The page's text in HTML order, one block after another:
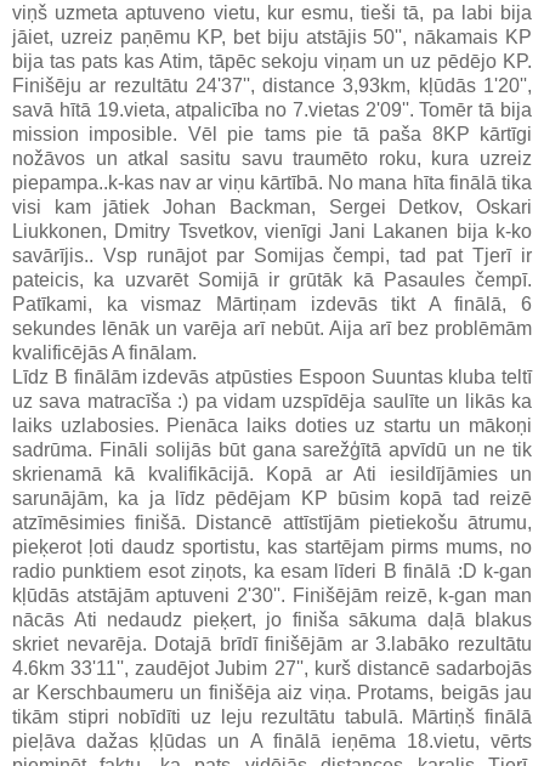
viņš uzmeta aptuveno vietu, kur esmu, tieši tā, pa labi bija
jāiet, uzreiz paņēmu KP, bet biju atstājis 50'', nākamais KP
bija tas pats kas Atim, tāpēc sekoju viņam un uz pēdējo KP.
Finišēju ar rezultātu 24'37'', distance 3,93km, kļūdās 1'20'',
savā hītā 19.vieta, atpalicība no 7.vietas 2'09''. Tomēr tā bija
mission imposible. Vēl pie tams pie tā paša 8KP kārtīgi
nožāvos un atkal sasitu savu traumēto roku, kura uzreiz
piepampa..k-kas nav ar viņu kārtībā. No mana hīta finālā tika
visi kam jātiek Johan Backman, Sergei Detkov, Oskari
Liukkonen, Dmitry Tsvetkov, vienīgi Jani Lakanen bija k-ko
savārījis.. Vsp runājot par Somijas čempi, tad pat Tjerī ir
pateicis, ka uzvarēt Somijā ir grūtāk kā Pasaules čempī.
Patīkami, ka vismaz Mārtiņam izdevās tikt A finālā, 6
sekundes lēnāk un varēja arī nebūt. Aija arī bez problēmām
kvalificējās A finālam.
Līdz B finālām izdevās atpūsties Espoon Suuntas kluba teltī
uz sava matracīša :) pa vidam uzspīdēja saulīte un likās ka
laiks uzlabosies. Pienāca laiks doties uz startu un mākoņi
sadrūma. Fināli solijās būt gana sarežģītā apvīdū un ne tik
skrienamā kā kvalifikācijā. Kopā ar Ati iesildījāmies un
sarunājām, ka ja līdz pēdējam KP būsim kopā tad reizē
atzīmēsimies finišā. Distancē attīstījām pietiekošu ātrumu,
pieķerot ļoti daudz sportistu, kas startējam pirms mums, no
radio punktiem esot ziņots, ka esam līderi B finālā :D k-gan
kļūdās atstājām aptuveni 2'30''. Finišējām reizē, k-gan man
nācās Ati nedaudz pieķert, jo finiša sākuma daļā blakus
skriet nevarēja. Dotajā brīdī finišējām ar 3.labāko rezultātu
4.6km 33'11'', zaudējot Jubim 27'', kurš distancē sadarbojās
ar Kerschbaumeru un finišēja aiz viņa. Protams, beigās jau
tikām stipri nobīdīti uz leju rezultātu tabulā. Mārtiņš finālā
pieļāva dažas ķļūdas un A finālā ieņēma 18.vietu, vērts